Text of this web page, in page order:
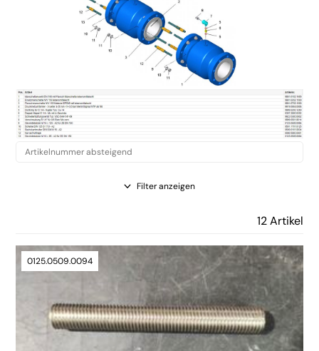
Filter anzeigen
12 Artikel
0125.0509.0094